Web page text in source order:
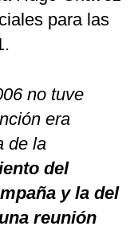
para las
no tuve
era
de la
del
y la del
reunión